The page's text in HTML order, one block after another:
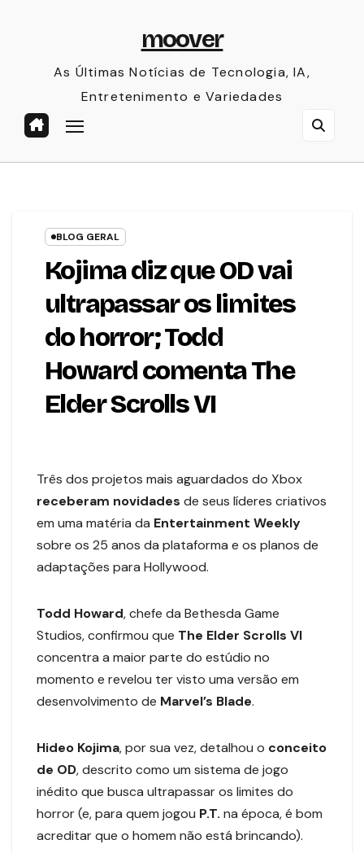
moover
As Últimas Notícias de Tecnologia, IA,
Entretenimento e Variedades
BLOG GERAL
Kojima diz que OD vai
ultrapassar os limites
do horror; Todd
Howard comenta The
Elder Scrolls VI
Três dos projetos mais aguardados do Xbox
receberam novidades de seus líderes criativos
em uma matéria da Entertainment Weekly
sobre os 25 anos da plataforma e os planos de
adaptações para Hollywood.
Todd Howard, chefe da Bethesda Game
Studios, confirmou que The Elder Scrolls VI
concentra a maior parte do estúdio no
momento e revelou ter visto uma versão em
desenvolvimento de Marvel’s Blade.
Hideo Kojima, por sua vez, detalhou o conceito
de OD, descrito como um sistema de jogo
inédito que busca ultrapassar os limites do
horror (e, para quem jogou P.T. na época, é bom
acreditar que o homem não está brincando).